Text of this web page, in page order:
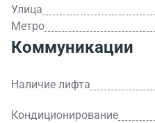
Улица
Метро
Коммуникации
Наличие лифта
Кондиционирование